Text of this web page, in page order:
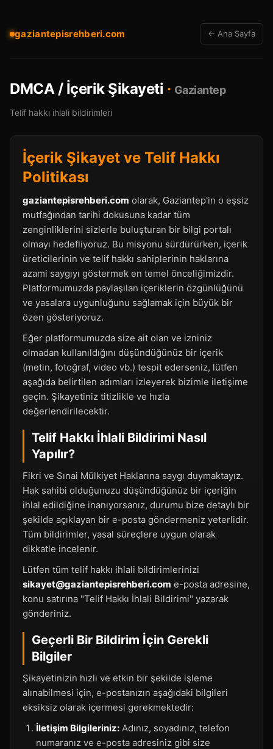
gaziantepisrehberi.com ← Ana Sayfa
DMCA / İçerik Şikayeti · Gaziantep
Telif hakkı ihlali bildirimleri
İçerik Şikayet ve Telif Hakkı
Politikası
gaziantepisrehberi.com olarak, Gaziantep'in o eşsiz
mutfağından tarihi dokusuna kadar tüm
zenginliklerini sizlerle buluşturan bir bilgi portalı
olmayı hedefliyoruz. Bu misyonu sürdürürken, içerik
üreticilerinin ve telif hakkı sahiplerinin haklarına
azami saygıyı göstermek en temel önceliğimizdir.
Platformumuzda paylaşılan içeriklerin özgünlüğünü
ve yasalara uygunluğunu sağlamak için büyük bir
özen gösteriyoruz.
Eğer platformumuzda size ait olan ve izniniz
olmadan kullanıldığını düşündüğünüz bir içerik
(metin, fotoğraf, video vb.) tespit ederseniz, lütfen
aşağıda belirtilen adımları izleyerek bizimle iletişime
geçin. Şikayetiniz titizlikle ve hızla
değerlendirilecektir.
Telif Hakkı İhlali Bildirimi Nasıl
Yapılır?
Fikri ve Sınai Mülkiyet Haklarına saygı duymaktayız.
Hak sahibi olduğunuzu düşündüğünüz bir içeriğin
ihlal edildiğine inanıyorsanız, durumu bize detaylı bir
şekilde açıklayan bir e-posta göndermeniz yeterlidir.
Tüm bildirimler, yasal süreçlere uygun olarak
dikkatle incelenir.
Lütfen tüm telif hakkı ihlali bildirimlerinizi
sikayet@gaziantepisrehberi.com e-posta adresine,
konu satırına "Telif Hakkı İhlali Bildirimi" yazarak
gönderiniz.
Geçerli Bir Bildirim İçin Gerekli
Bilgiler
Şikayetinizin hızlı ve etkin bir şekilde işleme
alınabilmesi için, e-postanızın aşağıdaki bilgileri
eksiksiz olarak içermesi gerekmektedir:
İletişim Bilgileriniz: Adınız, soyadınız, telefon
numaranız ve e-posta adresiniz gibi size